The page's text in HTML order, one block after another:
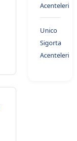
Acenteleri
Unico
Sigorta
Acenteleri